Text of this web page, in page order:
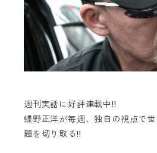
週刊実話に好評連載中!!
蝶野正洋が毎週、独自の視点で
題を切り取る!!